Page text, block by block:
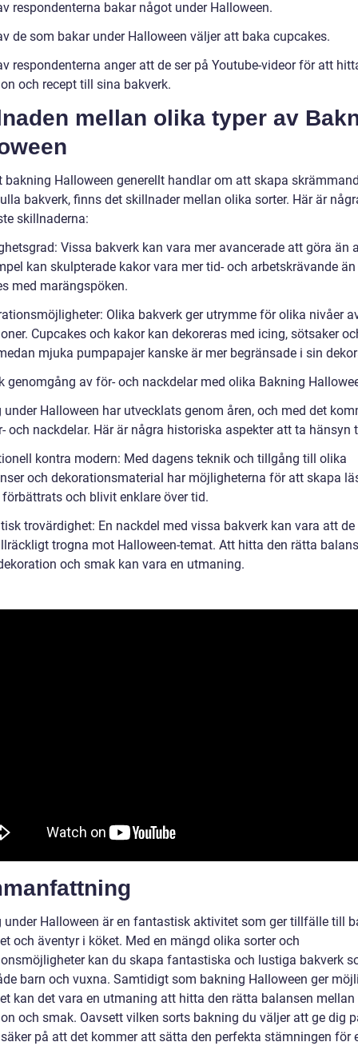
respondenterna bakar något under Halloween.
de som bakar under Halloween väljer att baka cupcakes.
respondenterna anger att de ser på Youtube-videor för att
och recept till sina bakverk.
mellan olika typer av
bakning Halloween generellt handlar om att skapa
bakverk, finns det skillnader mellan olika sorter. Här är
skillnaderna:
Vissa bakverk kan vara mer avancerade att göra än
kan skulpterade kakor vara mer tid- och arbetskrävande
med marängspöken.
Olika bakverk ger utrymme för olika nivåer
Cupcakes och kakor kan dekoreras med icing, sötsaker
mjuka pumpapajer kanske är mer begränsade i sin
genomgång av för- och nackdelar med olika Bakning
under Halloween har utvecklats genom åren, och med det
och nackdelar. Här är några historiska aspekter att ta hänsyn
kontra modern: Med dagens teknik och tillgång till olika
och dekorationsmaterial har möjligheterna för att skapa
och blivit enklare över tid.
trovärdighet: En nackdel med vissa bakverk kan vara att de
trogna mot Halloween-temat. Att hitta den rätta
och smak kan vara en utmaning.
under Halloween är en fantastisk aktivitet som ger tillfälle till
och äventyr i köket. Med en mängd olika sorter och
kan du skapa fantastiska och lustiga bakverk
barn och vuxna. Samtidigt som bakning Halloween ger
kan det vara en utmaning att hitta den rätta balansen mellan
och smak. Oavsett vilken sorts bakning du väljer att ge dig
på att det kommer att sätta den perfekta stämningen för